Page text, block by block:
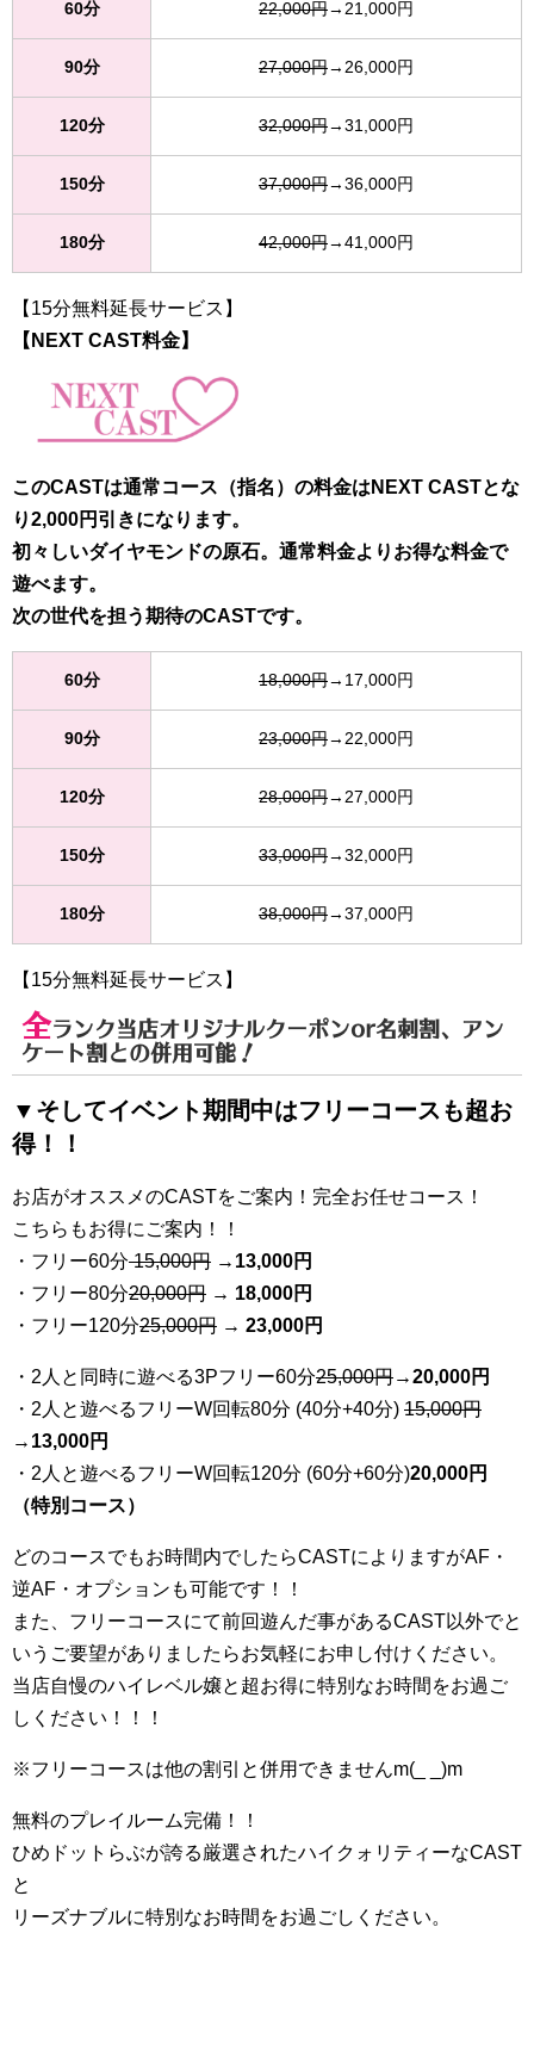
60分 22,000円→21,000円
90分 27,000円→26,000円
120分 32,000円→31,000円
150分 37,000円→36,000円
180分 42,000円→41,000円
【15分無料延長サービス】
【NEXT CAST料金】
このCASTは通常コース（指名）の料金はNEXT CASTとな
り2,000円引きになります。
初々しいダイヤモンドの原石。通常料金よりお得な料金で
遊べます。
次の世代を担う期待のCASTです。
60分 18,000円→17,000円
90分 23,000円→22,000円
120分 28,000円→27,000円
150分 33,000円→32,000円
180分 38,000円→37,000円
【15分無料延長サービス】
全ランク当店オリジナルクーポンor名刺割、アン
ケート割との併用可能！
▼そしてイベント期間中はフリーコースも超お
得！！
お店がオススメのCASTをご案内！完全お任せコース！
こちらもお得にご案内！！
・フリー60分15,000円 → 13,000円
・フリー80分20,000円 → 18,000円
・フリー120分25,000円 → 23,000円
・2人と同時に遊べる3Pフリー60分25,000円→20,000円
・2人と遊べるフリーW回転80分 (40分+40分) 15,000円
→ 13,000円
・2人と遊べるフリーW回転120分 (60分+60分)20,000円
（特別コース）
どのコースでもお時間内でしたらCASTによりますがAF・
逆AF・オプションも可能です！！
また、フリーコースにて前回遊んだ事があるCAST以外でと
いうご要望がありましたらお気軽にお申し付けください。
当店自慢のハイレベル嬢と超お得に特別なお時間をお過ご
しください！！！
※フリーコースは他の割引と併用できませんm(_ _)m
無料のプレイルーム完備！！
ひめドットらぶが誇る厳選されたハイクォリティーなCAST
と
リーズナブルに特別なお時間をお過ごしください。